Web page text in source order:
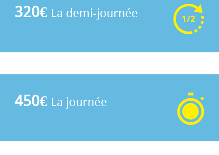
320€ La demi-journée
450€ La journée